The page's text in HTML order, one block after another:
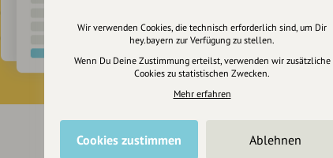
Wir verwenden Cookies, die technisch erforderlich sind, um Dir
hey.bayern zur Verfügung zu stellen.
Wenn Du Deine Zustimmung erteilst, verwenden wir zusätzliche
Cookies zu statistischen Zwecken.
Mehr erfahren
Cookies zustimmen Ablehnen